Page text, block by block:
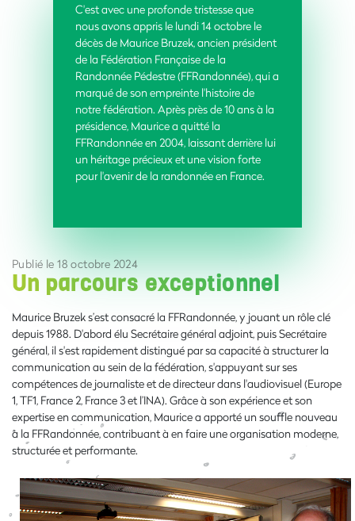
C'est avec une profonde tristesse que
nous avons appris le lundi 14 octobre le
décès de Maurice Bruzek, ancien président
de la Fédération Française de la
Randonnée Pédestre (FFRandonnée), qui a
marqué de son empreinte l'histoire de
notre fédération. Après près de 10 ans à la
présidence, Maurice a quitté la
FFRandonnée en 2004, laissant derrière lui
un héritage précieux et une vision forte
pour l'avenir de la randonnée en France.
Publié le 18 octobre 2024
Un parcours exceptionnel
Maurice Bruzek s’est consacré la FFRandonnée, y jouant un rôle clé
depuis 1988. D'abord élu Secrétaire général adjoint, puis Secrétaire
général, il s'est rapidement distingué par sa capacité à structurer la
communication au sein de la fédération, s'appuyant sur ses
compétences de journaliste et de directeur dans l'audiovisuel (Europe
1, TF1, France 2, France 3 et l’INA). Grâce à son expérience et son
expertise en communication, Maurice a apporté un souffle nouveau
à la FFRandonnée, contribuant à en faire une organisation moderne,
structurée et performante.